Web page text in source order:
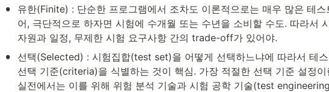
•
유한(Finite) : 단순한 프로그램에서 조차도 이론적으로는 매우 많은 테
어, 극단적으로 하자면 시험에 수개월 또는 수년을 소비할 수도. 따라서
자원과 일정, 무제한 시험 요구사항 간의 trade-off가 있어야.
•
선택(Selected) : 시험집합(test set)을 어떻게 선택하느냐에 따라서 테
선택 기준(criteria)을 식별하는 것이 핵심. 가장 적절한 선택 기준 설정
실전에서는 이를 위해 위험 분석 기술과 시험 공학 기술(test